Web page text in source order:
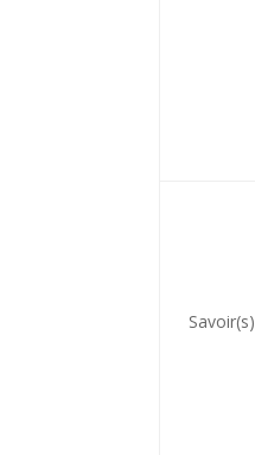
Savoir(s)